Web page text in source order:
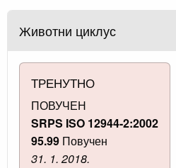
Животни циклус
ТРЕНУТНО
ПОВУЧЕН
SRPS ISO 12944-2:2002
95.99 Повучен
31. 1. 2018.